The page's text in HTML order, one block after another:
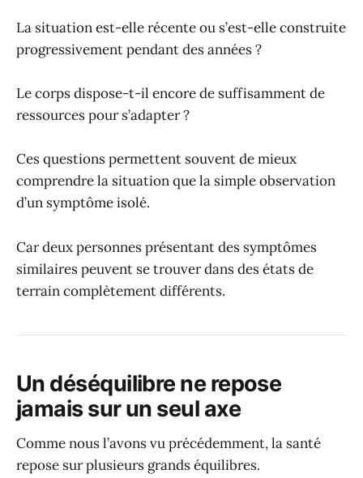
La situation est-elle récente ou s’est-elle construite
progressivement pendant des années ?
Le corps dispose-t-il encore de suffisamment de
ressources pour s’adapter ?
Ces questions permettent souvent de mieux
comprendre la situation que la simple observation
d’un symptôme isolé.
Car deux personnes présentant des symptômes
similaires peuvent se trouver dans des états de
terrain complètement différents.
Un déséquilibre ne repose
jamais sur un seul axe
Comme nous l’avons vu précédemment, la santé
repose sur plusieurs grands équilibres.